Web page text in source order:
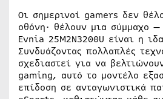
Οι σημερινοί gamers δεν
οθόνη· θέλουν μια σύμμαχο
Evnia 25M2N3200U είναι η
Συνδυάζοντας πολλαπλές
σχεδιαστεί για να
gaming, αυτό το μοντέλο
επίδοση σε ανταγωνιστικά